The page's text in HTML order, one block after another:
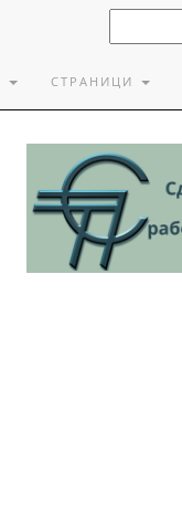
СТРАНИЦИ